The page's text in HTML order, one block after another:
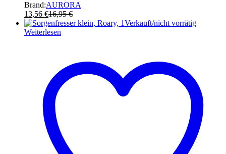
Brand:AURORA
13,56 €16,95€
Verkauft/nicht vorrätig
Weiterlesen